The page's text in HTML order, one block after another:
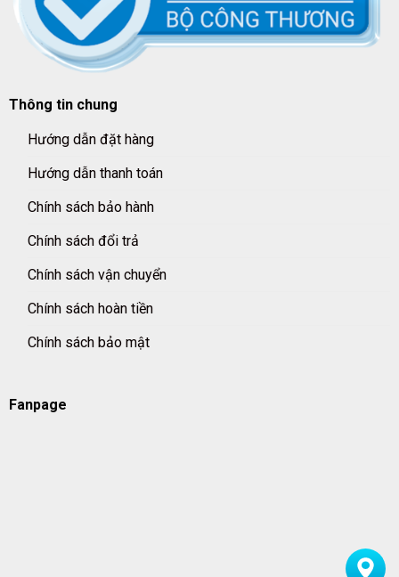
Thông tin chung
Hướng dẫn đặt hàng
Hướng dẫn thanh toán
Chính sách bảo hành
Chính sách đổi trả
Chính sách vận chuyển
Chính sách hoàn tiền
Chính sách bảo mật
Fanpage